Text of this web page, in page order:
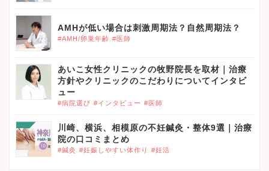
AMHが低い場合は刺激周期法？自然周期法？
#AMH/卵巣年齢 #医師
あいこ女性クリニックの牧野院長を取材｜治療
方針やクリニックのこだわりについてインタビ
ュー
#病院選び #インタビュー #医師
川崎、横浜、相模原の不妊鍼灸・整体9選｜治療
院の口コミまとめ
#鍼灸 #妊娠しやすい体作り #妊活